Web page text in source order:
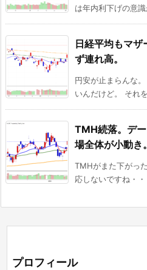
は年内利下げの意
日経平均もマザ
ず連れ高。
円安が止まらんな
いんだけど。 それ
TMH続落。デ
場全体が小動き。
TMHがまた下がっ
応しないですね・
プロフィール